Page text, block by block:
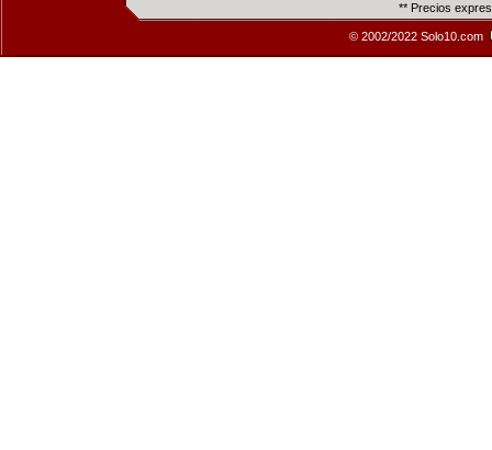
** Precios
© 2002/2022 Solo10.com